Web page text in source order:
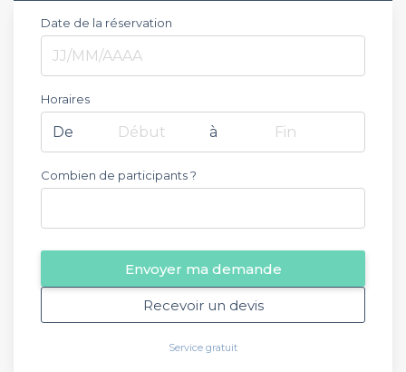
Date de la réservation
Horaires
De Début à Fin
Combien de participants ?
Envoyer ma demande
Recevoir un devis
Service gratuit